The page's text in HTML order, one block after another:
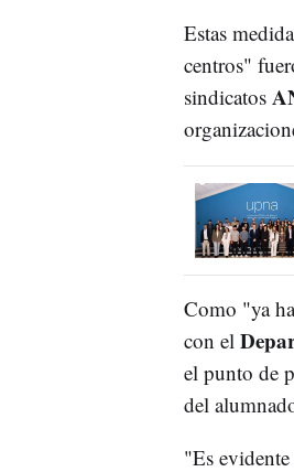
Estas
centros"
sindicatos
Como "ya
con el
el punto de
del
"Es